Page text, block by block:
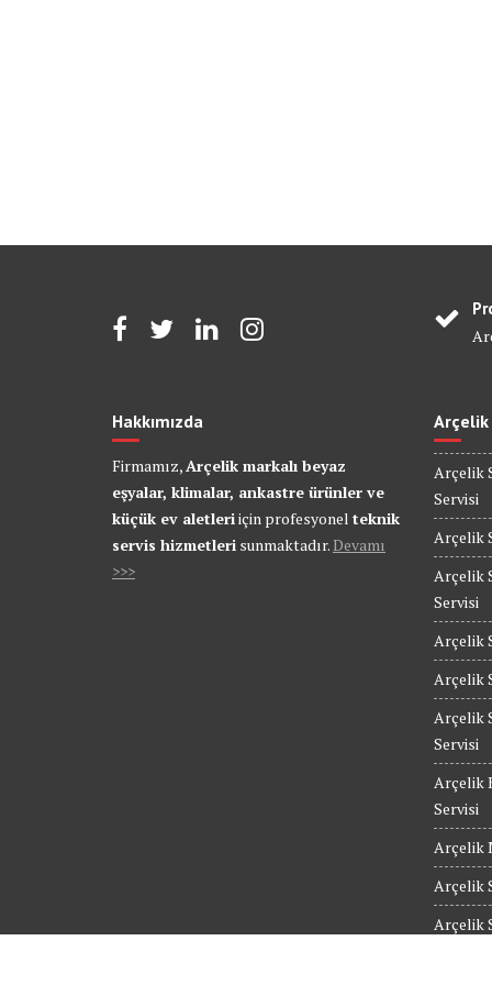
Hakkımızda
Firmamız,Arçelik markalı beyaz
eşyalar, klimalar, ankastre ürünler ve
küçük ev aletleriiçin profesyonel teknik
servis hizmetleri sunmaktadır.Devamı
>>>
Arçelik
Arçelik
Servisi
Arçelik
Arçelik
Servisi
Arçelik
Arçelik
Arçelik
Servisi
Arçelik
Servisi
Arçelik
Arçelik
Arçelik